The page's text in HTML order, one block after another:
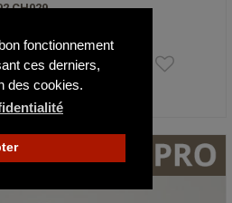
fonctionnement
ces derniers,
des cookies.
CH029…